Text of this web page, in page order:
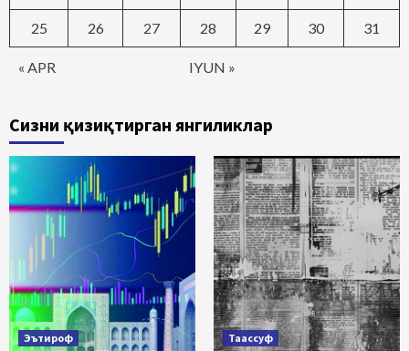
« APR IYUN »
25 26 27 28 29 30 31
Сизни қизиқтирган янгиликлар
Эътироф Таассуф